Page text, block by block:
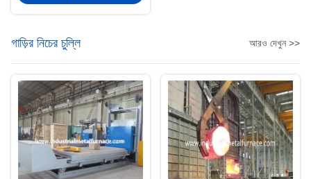
গাড়ির নিচের চুল্লি আরও দেখুন >>